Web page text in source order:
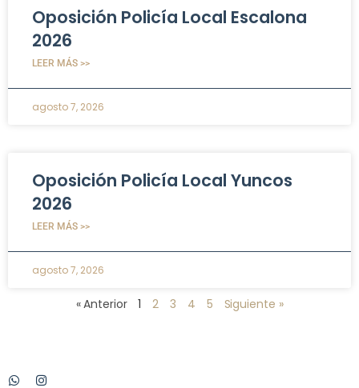
Oposición Policía Local Escalona
2026
LEER MÁS >>
agosto 7, 2026
Oposición Policía Local Yuncos
2026
LEER MÁS >>
agosto 7, 2026
« Anterior 1 2 3 4 5 Siguiente »